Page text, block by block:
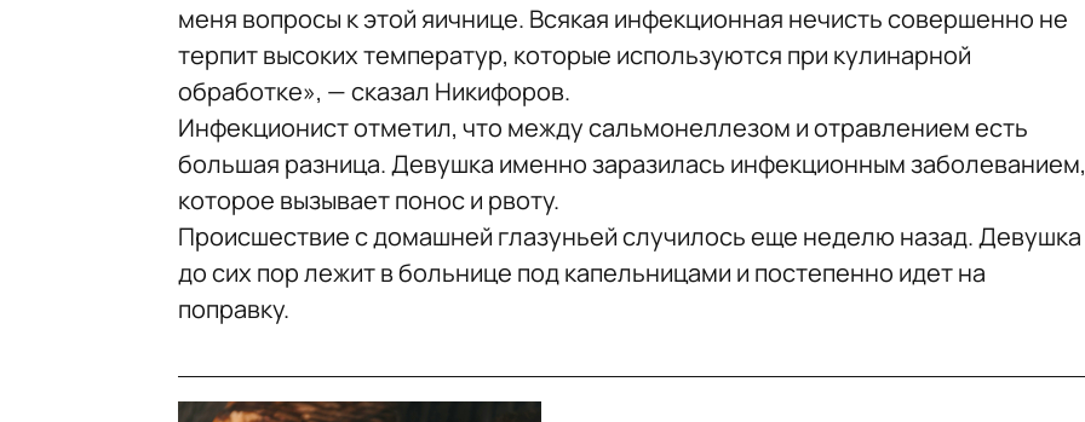
меня вопросы к этой яичнице. Всякая инфекционная нечисть совершенно не
терпит высоких температур, которые используются при кулинарной
обработке», — сказал Никифоров.
Инфекционист отметил, что между сальмонеллезом и отравлением есть
большая разница. Девушка именно заразилась инфекционным заболеванием,
которое вызывает понос и рвоту.
Происшествие с домашней глазуньей случилось еще неделю назад. Девушка
до сих пор лежит в больнице под капельницами и постепенно идет на
поправку.